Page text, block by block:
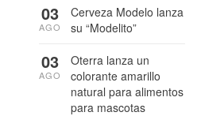
Cerveza Modelo lanza
su “Modelito”
03
AGO
Oterra lanza un
colorante amarillo
natural para alimentos
para mascotas
03
AGO